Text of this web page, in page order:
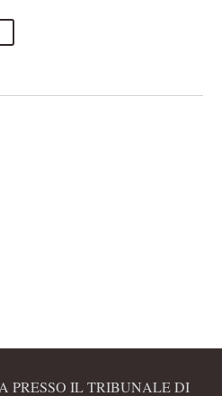
PRESSO IL TRIBUNALE DI